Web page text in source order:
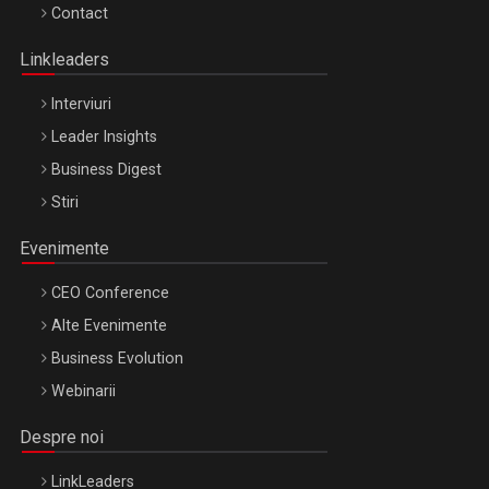
Octombrie
Contact
Linkleaders
Interviuri
Leader Insights
Business Digest
Stiri
Evenimente
CEO Conference
Alte Evenimente
Business Evolution
Webinarii
Despre noi
LinkLeaders